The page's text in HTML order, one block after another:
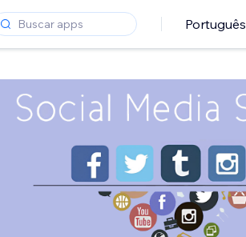
Português